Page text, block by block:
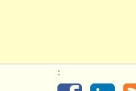
: